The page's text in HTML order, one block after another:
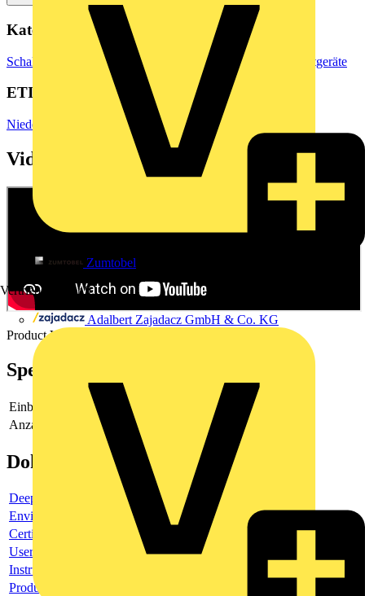
Zumtobel
Vertriebspartner 9
Adalbert Zajadacz GmbH & Co. KG
Kategorien
Schaltgeräte & Überstromschutz SchaltgeräteIndustrieschaltgeräte
ETIM Group
Niederspannungsschaltgeräte
Videos
Product Video
Spezifikationen
Einbaudurchmesser
Anzahl der einbaubaren Geräte
Dokumente
Deeplink product page
Environmental compliance declaration
Certificate
User guide
Instruction sheet
Product data sheet